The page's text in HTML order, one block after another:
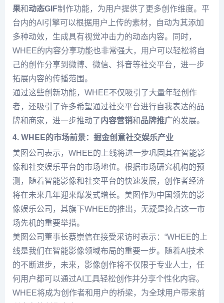
果和动态GIF制作功能，为用户提供了更多创作维度。平
台内的AI引擎可以根据用户上传的素材，自动为其添加
多种动效，生成具有视觉冲击力的动态内容。同时，
WHEE的内容分享功能也非常强大，用户可以轻松将自
己的创作分享到微博、微信、抖音等社交平台，进一步
拓展内容的传播范围。
通过这些创新功能，WHEE不仅吸引了大量年轻创作
者，还吸引了许多希望通过社交平台进行自我表达的品
牌和商家，进一步推动了 内容营销和品牌推广的发展。
4. WHEE的市场前景：掘金创意社交娱乐产业
美图公司表示，WHEE的上线将进一步巩固其在智能影
像和社交娱乐平台的市场地位。根据市场研究机构的预
测，随着智能影像和社交平台的快速发展，创作者经济
将在未来几年迎来爆发式增长。美图作为中国领先的影
像娱乐公司，其旗下WHEE的推出，无疑是抢占这一市
场先机的重要举措。
美图公司董事长蔡崇信在接受采访时表示：“WHEE的上
线是我们在智能影像领域布局的重要一步。随着AI技术
的不断进步，未来，影像创作将不仅限于专业人士，任
何用户都可以通过AI工具轻松创作并分享个性化内容。
WHEE将成为创作者和用户的桥梁，为全球用户带来前